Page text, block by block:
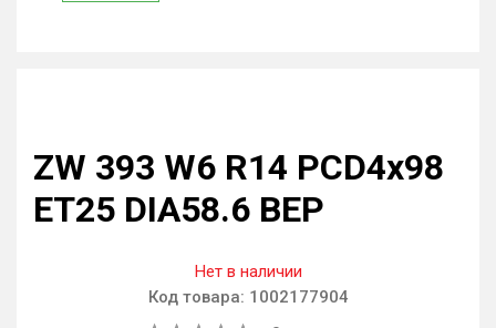
ZW 393 W6 R14 PCD4x98
ET25 DIA58.6 BEP
Нет в наличии
Код товара: 1002177904